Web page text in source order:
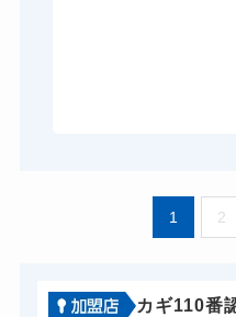
1 2
カギ110番